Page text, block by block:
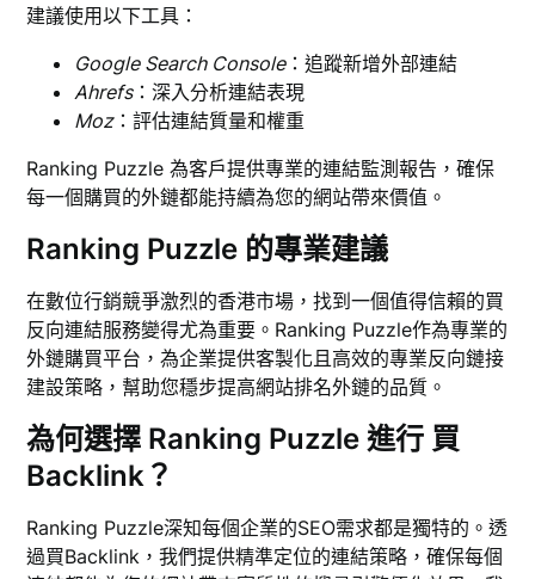
建議使用以下工具：
Google Search Console：追蹤新增外部連結
Ahrefs：深入分析連結表現
Moz：評估連結質量和權重
Ranking Puzzle 為客戶提供專業的連結監測報告，確保
每一個購買的外鏈都能持續為您的網站帶來價值。
Ranking Puzzle 的專業建議
在數位行銷競爭激烈的香港市場，找到一個值得信賴的買
反向連結服務變得尤為重要。Ranking Puzzle作為專業的
外鏈購買平台，為企業提供客製化且高效的專業反向鏈接
建設策略，幫助您穩步提高網站排名外鏈的品質。
為何選擇 Ranking Puzzle 進行 買
Backlink？
Ranking Puzzle深知每個企業的SEO需求都是獨特的。透
過買Backlink，我們提供精準定位的連結策略，確保每個